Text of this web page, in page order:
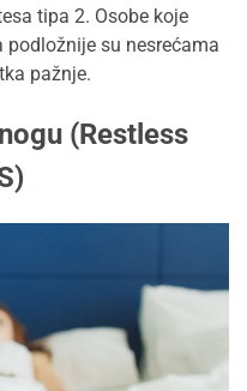
tipa 2. Osobe koje
su nesrećama
pažnje.
(Restless